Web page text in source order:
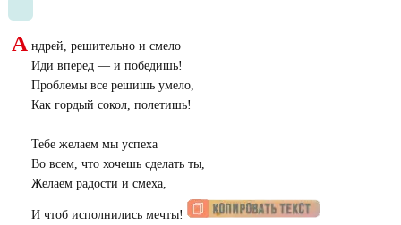
А ндрей, решительно и смело
Иди вперед — и победишь!
Проблемы все решишь умело,
Как гордый сокол, полетишь!
Тебе желаем мы успеха
Во всем, что хочешь сделать ты,
Желаем радости и смеха,
И чтоб исполнились мечты!